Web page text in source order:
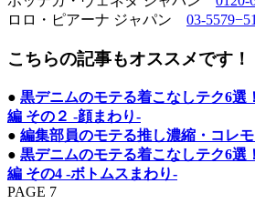
ロロ・ピアーナ ジャパン 03-
こちらの記事もオススメです！
● 黒デニムのモテる着こなしテク6選
編 その２ -顔まわり-
● 編集部員のモテる推し濃縮・コレモ
● 黒デニムのモテる着こなしテク6選
編 その4 -ボトムスまわり-
PAGE 7